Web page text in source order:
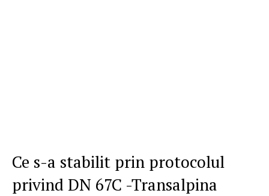
Ce s-a stabilit prin protocolul
privind DN 67C -Transalpina